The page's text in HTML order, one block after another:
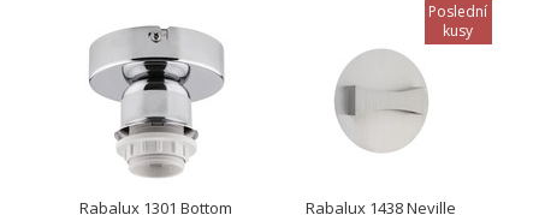
Rabalux 1301 Bottom
Poslední
kusy
Rabalux 1438 Neville